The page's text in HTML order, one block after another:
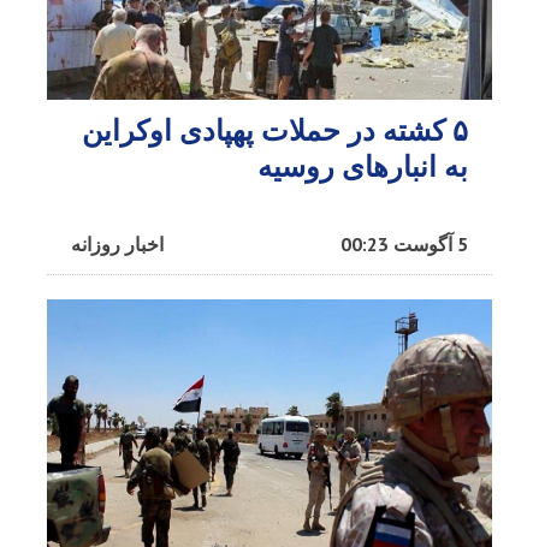
۵ کشته در حملات پهپادی اوکراین
به انبارهای روسیه
اخبار روزانه 5 آگوست 00:23